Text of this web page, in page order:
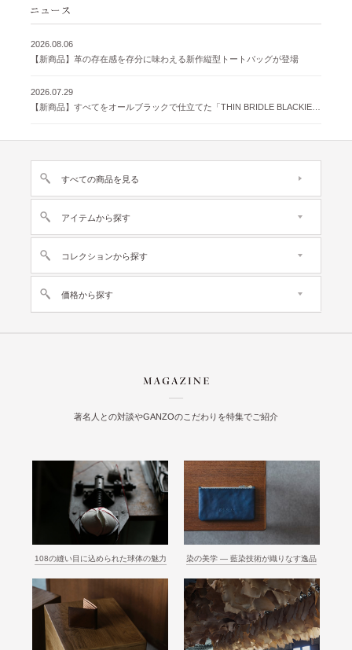
2026.08.06
【新商品】革の存在感を存分に味わえる新作縦型トートバッグが登場
2026.07.29
すべての商品を見る
アイテムから探す
コレクションから探す
価格から探す
著名人との対談やGANZOのこだわりを特集でご紹介
108の縫い目に込められた球体の魅力 染の美学 ― 藍染技術が織りなす逸品